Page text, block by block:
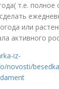
т.е. полное
или
активного
iz-
novosti/